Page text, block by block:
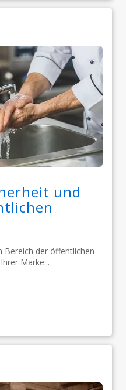
und
Bereich der öffentlichen
Marke...